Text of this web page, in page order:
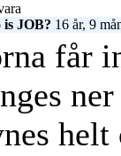
JOB? 16 år, 9
får
helt